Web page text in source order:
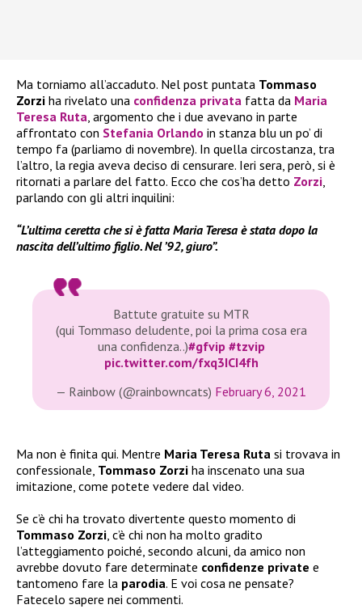
Ma torniamo all’accaduto. Nel post puntata Tommaso
Zorzi ha rivelato una confidenza privata fatta da Maria
Teresa Ruta, argomento che i due avevano in parte
affrontato con Stefania Orlando in stanza blu un po’ di
tempo fa (parliamo di novembre). In quella circostanza, tra
l’altro, la regia aveva deciso di censurare. Ieri sera, però, si è
ritornati a parlare del fatto. Ecco che cos’ha detto Zorzi,
parlando con gli altri inquilini:
“L’ultima ceretta che si è fatta Maria Teresa è stata dopo la
nascita dell’ultimo figlio. Nel ’92, giuro”.
Battute gratuite su MTR
(qui Tommaso deludente, poi la prima cosa era
una confidenza..)#gfvip #tzvip
pic.twitter.com/fxq3ICI4fh
— Rainbow (@rainbowncats) February 6, 2021
Ma non è finita qui. Mentre Maria Teresa Ruta si trovava in
confessionale, Tommaso Zorzi ha inscenato una sua
imitazione, come potete vedere dal video.
Se c’è chi ha trovato divertente questo momento di
Tommaso Zorzi, c’è chi non ha molto gradito
l’atteggiamento poiché, secondo alcuni, da amico non
avrebbe dovuto fare determinate confidenze private e
tantomeno fare la parodia. E voi cosa ne pensate?
Fatecelo sapere nei commenti.